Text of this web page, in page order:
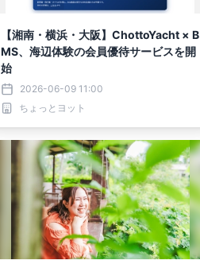
【湘南・横浜・大阪】ChottoYacht × B
MS、海辺体験の会員優待サービスを開
始
2026-06-09 11:00
ちょっとヨット